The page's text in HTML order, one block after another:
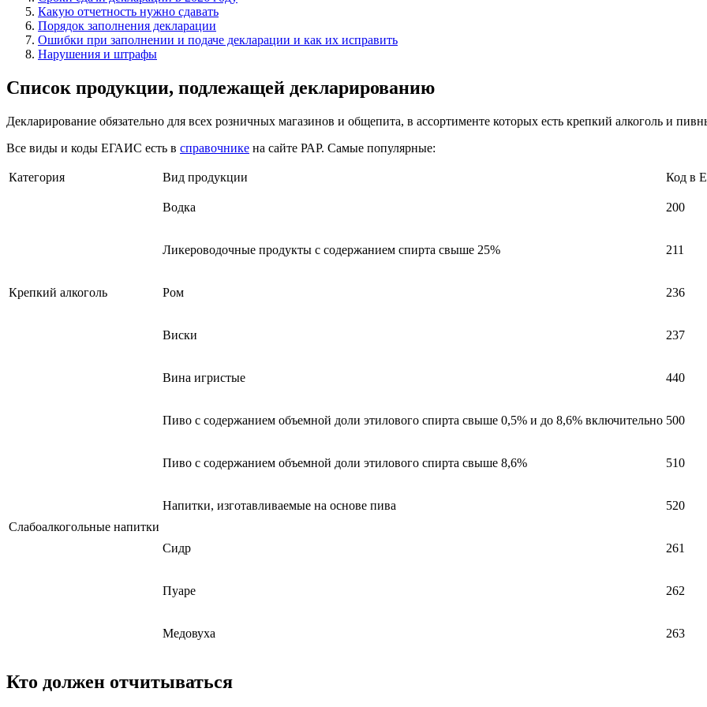
Какую отчетность нужно сдавать
Порядок заполнения декларации
Ошибки при заполнении и подаче декларации и как их исправить
Нарушения и штрафы
Список продукции, подлежащей декларированию
Декларирование обязательно для всех розничных магазинов и общепита, в ассортименте которых есть крепкий алкоголь и
Все виды и коды ЕГАИС есть в справочнике на сайте РАР. Самые популярные:
Категория Вид продукции Код в
Крепкий алкоголь
Водка 200
Ликероводочные продукты с содержанием спирта свыше 25% 211
Ром 236
Виски 237
Вина игристые 440
Слабоалкогольные напитки
Пиво с содержанием объемной доли этилового спирта свыше 0,5% и до 8,6% включительно 500
Пиво с содержанием объемной доли этилового спирта свыше 8,6% 510
Напитки, изготавливаемые на основе пива 520
Сидр 261
Пуаре 262
Медовуха 263
Кто должен отчитываться